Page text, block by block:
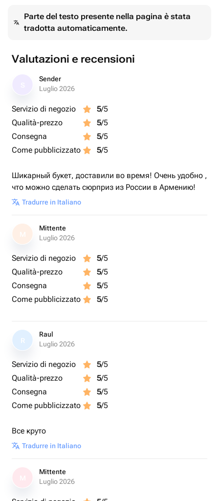
Parte del testo presente nella pagina è stata
tradotta automaticamente.
Valutazioni e recensioni
Sender
Luglio 2026
Servizio di negozio 5/5
Qualità-prezzo
5/5
Consegna
5/5
Come pubblicizzato
5/5
Шикарный букет, доставили во время! Очень удобно ,
что можно сделать сюрприз из России в Армению!
Tradurre in Italiano
M
Mittente
Luglio 2026
Servizio di negozio 5/5
Qualità-prezzo
5/5
Consegna
5/5
Come pubblicizzato
5/5
R
Raul
Luglio 2026
Servizio di negozio 5/5
Qualità-prezzo
5/5
Consegna
5/5
Come pubblicizzato
5/5
Все круто
Tradurre in Italiano
Mittente
Luglio 2026